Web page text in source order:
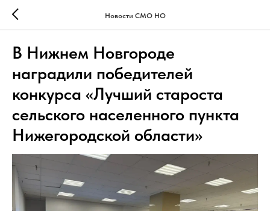
Новости СМО НО
В Нижнем Новгороде
наградили победителей
конкурса «Лучший староста
сельского населенного пункта
Нижегородской области»